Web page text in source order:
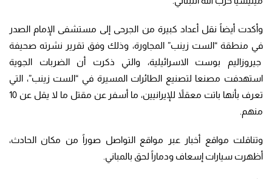
وأكدت أيضاً نقل أعداد كبيرة من الجرحى إلى مستشفى الإمام الصدر
في منطقة “الست زينب” المجاورة، وذلك وفق تقرير نشرته صحيفة
جيروزاليم بوست الاسرائيلية، والتي ذكرت أن الضربات الجوية
استهدفت مصنعا لتصنيع الطائرات المسيرة في “الست زينب”، التي
تعرف بأنها باتت معقلاً للإيرانيين، ما أسفر عن مقتل ما لا يقل عن 10
منهم.
وتناقلت مواقع أخبار عبر مواقع التواصل صوراً من مكان الحادث،
أظهرت سيارات إسعاف ودماراً لحق بالمباني.